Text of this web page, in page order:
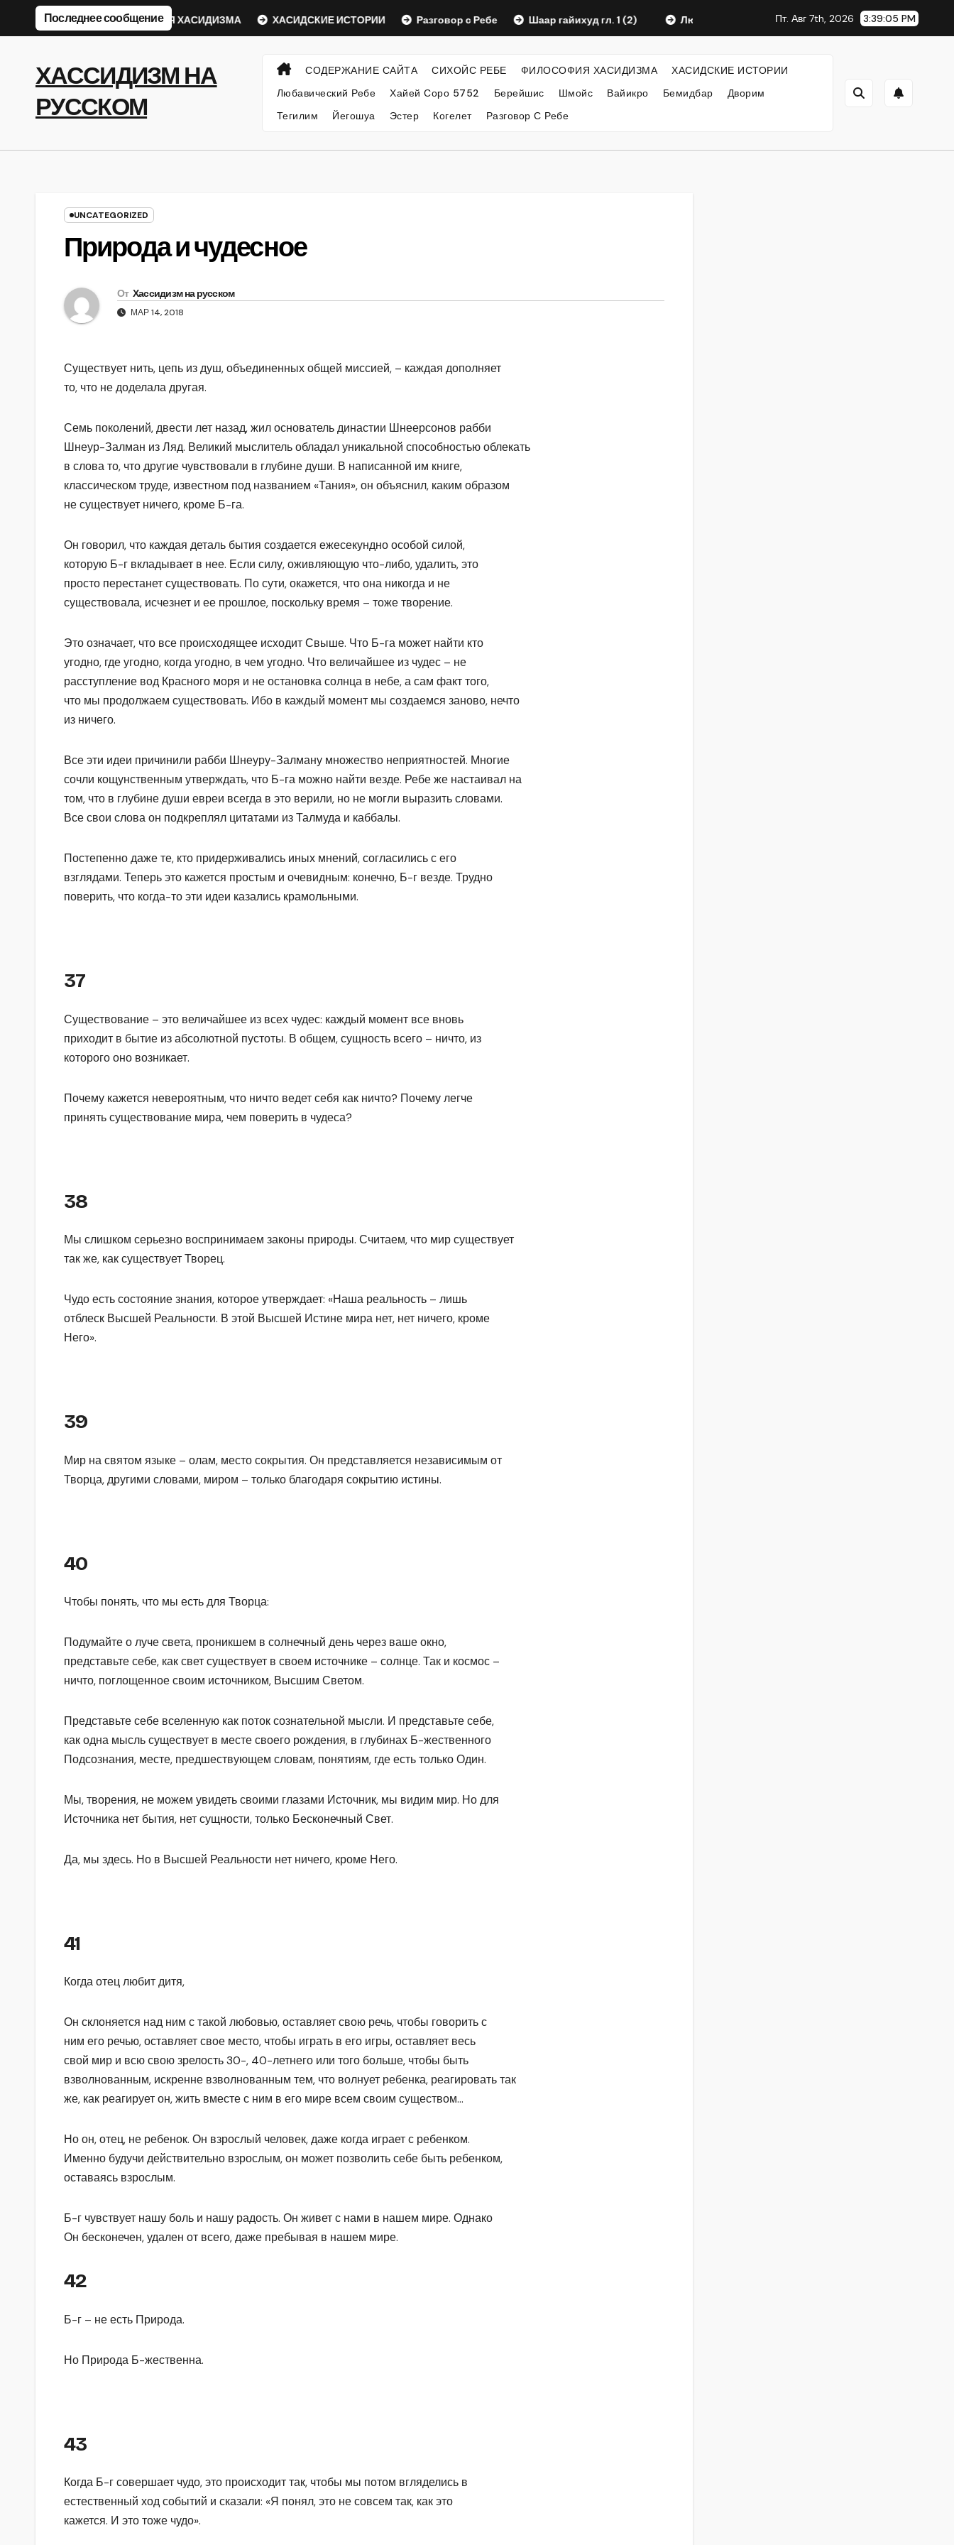
Перейти
Последнее сообщение
Ребе ФИЛОСОФИЯ ХАСИДИЗМА ХАСИДСКИЕ ИСТОРИИ Разговор с Ребе Шаар гайихуд гл. 1 (2) Любавический Ребе ФИЛОСОФИЯ ХАСИДИЗМА
Пт. Авг 7th, 2026 3:39:05 PM
ХАССИДИЗМ НА
РУССКОМ
СОДЕРЖАНИЕ САЙТА СИХОЙС РЕБЕ ФИЛОСОФИЯ ХАСИДИЗМА
ХАСИДСКИЕ ИСТОРИИ
Любавический Ребе
Хайей Соро 5752 Берейшис Шмойс Вайикро Бемидбар
Дворим
Тегилим
Йегошуа Эстер Когелет Разговор С Ребе
UNCATEGORIZED
Природа и чудесное
От Хассидизм на русском
МАР 14, 2018
Существует нить, цепь из душ, объединенных общей миссией, – каждая дополняет
то, что не доделала другая.
Семь поколений, двести лет назад, жил основатель династии Шнеерсонов рабби
Шнеур-Залман из Ляд. Великий мыслитель обладал уникальной способностью облекать
в слова то, что другие чувствовали в глубине души. В написанной им книге,
классическом труде, известном под названием «Тания», он объяснил, каким образом
не существует ничего, кроме Б-га.
Он говорил, что каждая деталь бытия создается ежесекундно особой силой,
которую Б-г вкладывает в нее. Если силу, оживляющую что-либо, удалить, это
просто перестанет существовать. По сути, окажется, что она никогда и не
существовала, исчезнет и ее прошлое, поскольку время – тоже творение.
Это означает, что все происходящее исходит Свыше. Что Б-га может найти кто
угодно, где угодно, когда угодно, в чем угодно. Что величайшее из чудес – не
расступление вод Красного моря и не остановка солнца в небе, а сам факт того,
что мы продолжаем существовать. Ибо в каждый момент мы создаемся заново, нечто
из ничего.
Все эти идеи причинили рабби Шнеуру-Залману множество неприятностей. Многие
сочли кощунственным утверждать, что Б-га можно найти везде. Ребе же настаивал на
том, что в глубине души евреи всегда в это верили, но не могли выразить словами.
Все свои слова он подкреплял цитатами из Талмуда и каббалы.
Постепенно даже те, кто придерживались иных мнений, согласились с его
взглядами. Теперь это кажется простым и очевидным: конечно, Б-г везде. Трудно
поверить, что когда-то эти идеи казались крамольными.
37
Существование – это величайшее из всех чудес: каждый момент все вновь
приходит в бытие из абсолютной пустоты. В общем, сущность всего – ничто, из
которого оно возникает.
Почему кажется невероятным, что ничто ведет себя как ничто? Почему легче
принять существование мира, чем поверить в чудеса?
38
Мы слишком серьезно воспринимаем законы природы. Считаем, что мир существует
так же, как существует Творец.
Чудо есть состояние знания, которое утверждает: «Наша реальность – лишь
отблеск Высшей Реальности. В этой Высшей Истине мира нет, нет ничего, кроме
Него».
39
Мир на святом языке – олам, место сокрытия. Он представляется независимым от
Творца, другими словами, миром – только благодаря сокрытию истины.
40
Чтобы понять, что мы есть для Творца:
Подумайте о луче света, проникшем в солнечный день через ваше окно,
представьте себе, как свет существует в своем источнике – солнце. Так и космос –
ничто, поглощенное своим источником, Высшим Светом.
Представьте себе вселенную как поток сознательной мысли. И представьте себе,
как одна мысль существует в месте своего рождения, в глубинах Б-жественного
Подсознания, месте, предшествующем словам, понятиям, где есть только Один.
Мы, творения, не можем увидеть своими глазами Источник, мы видим мир. Но для
Источника нет бытия, нет сущности, только Бесконечный Свет.
Да, мы здесь. Но в Высшей Реальности нет ничего, кроме Него.
41
Когда отец любит дитя,
Он склоняется над ним с такой любовью, оставляет свою речь, чтобы говорить с
ним его речью, оставляет свое место, чтобы играть в его игры, оставляет весь
свой мир и всю свою зрелость 30-, 40-летнего или того больше, чтобы быть
взволнованным, искренне взволнованным тем, что волнует ребенка, реагировать так
же, как реагирует он, жить вместе с ним в его мире всем своим существом…
Но он, отец, не ребенок. Он взрослый человек, даже когда играет с ребенком.
Именно будучи действительно взрослым, он может позволить себе быть ребенком,
оставаясь взрослым.
Б-г чувствует нашу боль и нашу радость. Он живет с нами в нашем мире. Однако
Он бесконечен, удален от всего, даже пребывая в нашем мире.
42
Б-г – не есть Природа.
Но Природа Б-жественна.
43
Когда Б-г совершает чудо, это происходит так, чтобы мы потом вгляделись в
естественный ход событий и сказали: «Я понял, это не совсем так, как это
кажется. И это тоже чудо».